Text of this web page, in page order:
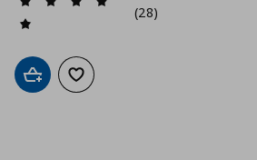
(28)
Добави в кошницата
Добави към списъка с любими